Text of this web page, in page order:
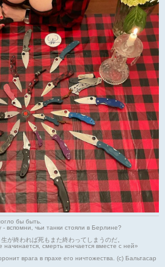
бы быть.
вспомни, чьи танки стояли в Берлине?
が終われば死もまた終わってしまうのだ。
начинается, смерть кончается вместе с ней»
врага в прахе его ничтожества. (с) Бальтасар